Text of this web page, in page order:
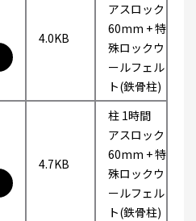
4.0KB
アスロック
60mm + 特
殊ロックウ
ールフェル
ト(鉄骨柱)
4.7KB
柱 1時間
アスロック
60mm + 特
殊ロックウ
ールフェル
ト(鉄骨柱)